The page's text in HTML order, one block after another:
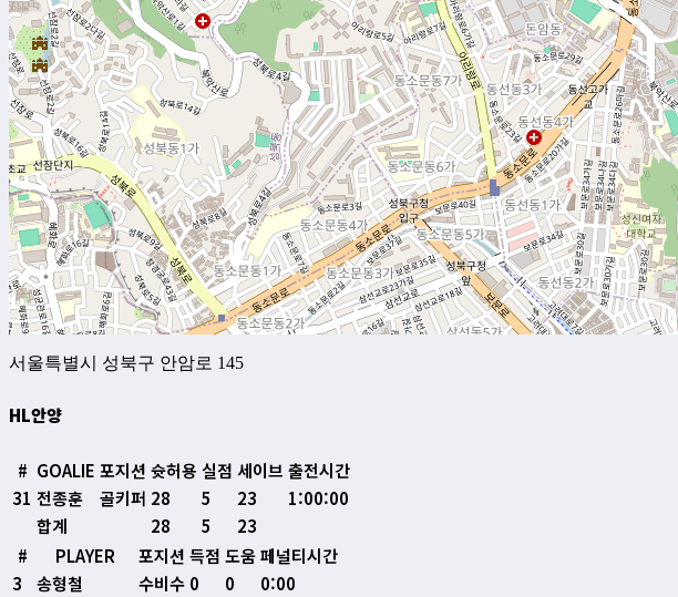
서울특별시 성북구 안암로 145
HL안양
# GOALIE 포지션 슛허용 실점 세이브 출전시간
31 전종훈 골키퍼 28 5 23
1:00:00
합계
28 5
23
#
PLAYER 포지션 득점 도움페널티시간
3
송형철 수비수 0 0
0:00